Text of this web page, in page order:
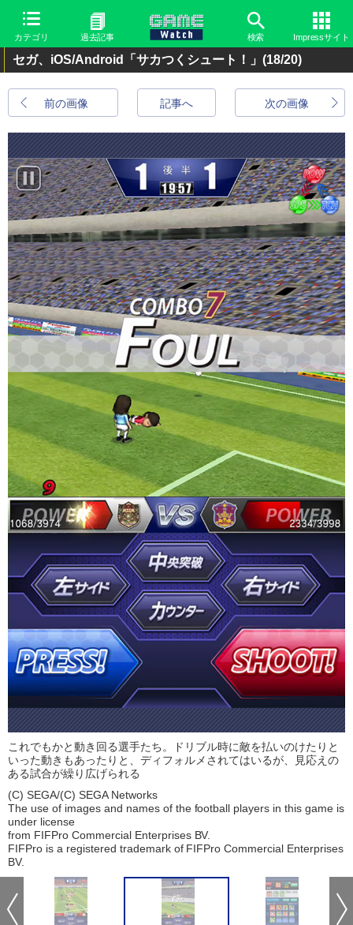
カテゴリ 過去記事 検索 Impressサイト
セガ、iOS/Android「サカつくシュート！」 (18/20)
前の画像 次の画像
記事へ
これでもかと動き回る選手たち。ドリブル時に敵を払いのけたりと
いった動きもあったりと、ディフォルメされてはいるが、見応えの
ある試合が繰り広げられる
(C) SEGA/(C) SEGA Networks
The use of images and names of the football players in this game is
under license
from FIFPro Commercial Enterprises BV.
FIFPro is a registered trademark of FIFPro Commercial Enterprises
BV.